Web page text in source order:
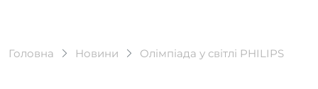
Головна Новини Олімпіада у світлі PHILIPS